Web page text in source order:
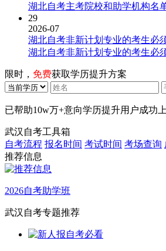
湖北自考主考院校和助学机构名
29
2026-07
湖北自考非新计划专业的考生必
湖北自考非新计划专业的考生必
限时， 免费获取学历提升方案
已帮助10w万+意向学历提升用户成功
武汉自考工具箱
自考流程 报名时间 考试时间 考场查询
推荐信息
2026自考助学班
武汉自考专题推荐